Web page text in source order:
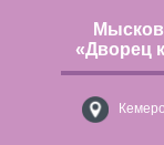
«Дворец